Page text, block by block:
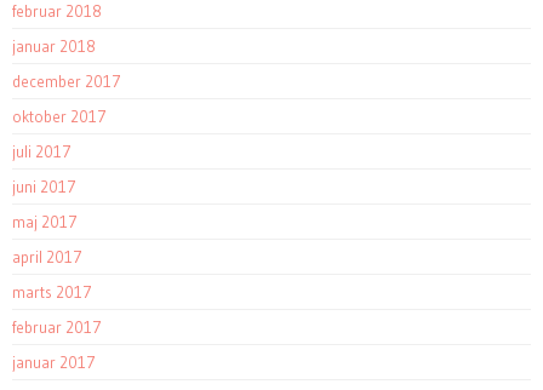
februar 2018
januar 2018
december 2017
oktober 2017
juli 2017
juni 2017
maj 2017
april 2017
marts 2017
februar 2017
januar 2017